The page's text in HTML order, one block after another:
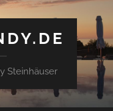
Steinhäuser